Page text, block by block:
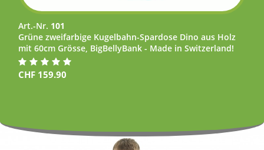
Art.-Nr. 101
Grüne zweifarbige Kugelbahn-Spardose Dino aus Holz
mit 60cm Grösse, BigBellyBank - Made in Switzerland!
CHF 159.90